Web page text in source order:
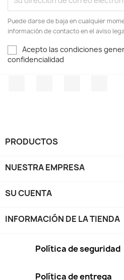
Puede darse de baja en cualquier
información de contacto en el aviso
Acepto las condiciones
confidencialidad
PRODUCTOS
NUESTRA EMPRESA
SU CUENTA
INFORMACIÓN DE LA TIENDA
Política de seguridad
Política de entrega